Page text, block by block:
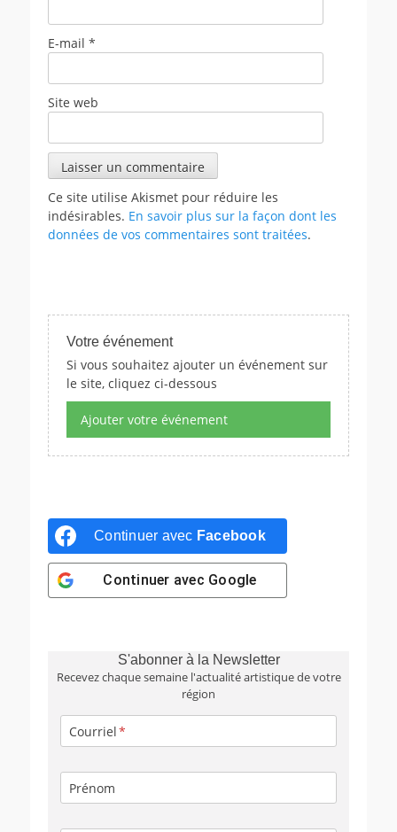
E-mail *
Site web
Ce site utilise Akismet pour réduire les
indésirables. En savoir plus sur la façon dont les
données de vos commentaires sont traitées.
Votre événement
Si vous souhaitez ajouter un événement sur
le site, cliquez ci-dessous
Ajouter votre événement
Continuer avec Facebook
Continuer avec Google
S'abonner à la Newsletter
Recevez chaque semaine l'actualité artistique de votre
région
Courriel
Prénom